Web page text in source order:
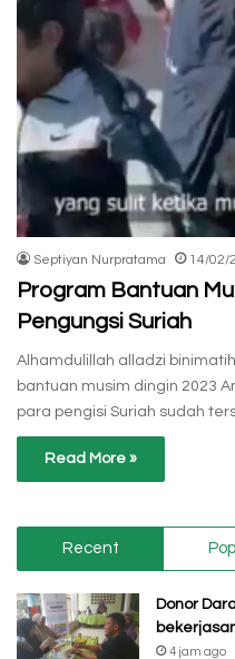
Septiyan Nurpratama 14/02/
Program Bantuan
Pengungsi Suriah
Alhamdulillah alladzi
bantuan musim dingin 2023
para pengisi Suriah sudah
Read More »
Recent
Donor
4 jam ago